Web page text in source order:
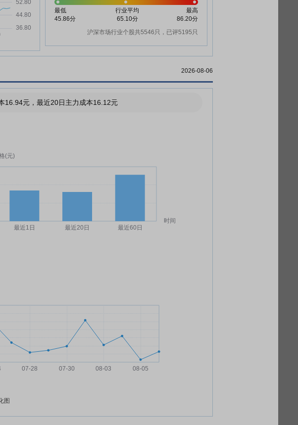
最低
45.86分
行业平均
65.10分
最高
86.20分
沪深市场行业个股共5546只，已评5195只
2026-08-06
16.94元，最近20日主力成本16.12元
图